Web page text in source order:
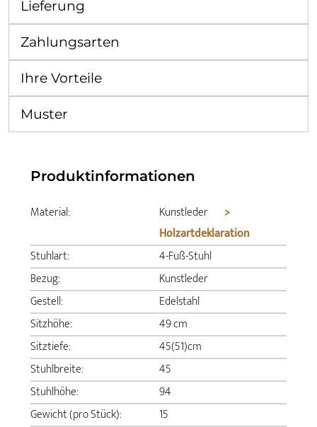
Lieferung
Zahlungsarten
Ihre Vorteile
Muster
Produktinformationen
Material: Kunstleder
>
Holzartdeklaration
Stuhlart:
4-Fuß-Stuhl
Bezug:
Kunstleder
Gestell:
Edelstahl
Sitzhöhe:
49 cm
Sitztiefe:
45(51)cm
Stuhlbreite:
45
Stuhlhöhe:
94
Gewicht (pro Stück):
15